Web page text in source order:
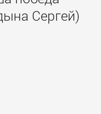
Сергей)